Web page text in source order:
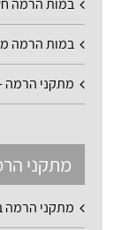
במות הרמה
מתקני הרמה
מתקני
מתקני הרמה